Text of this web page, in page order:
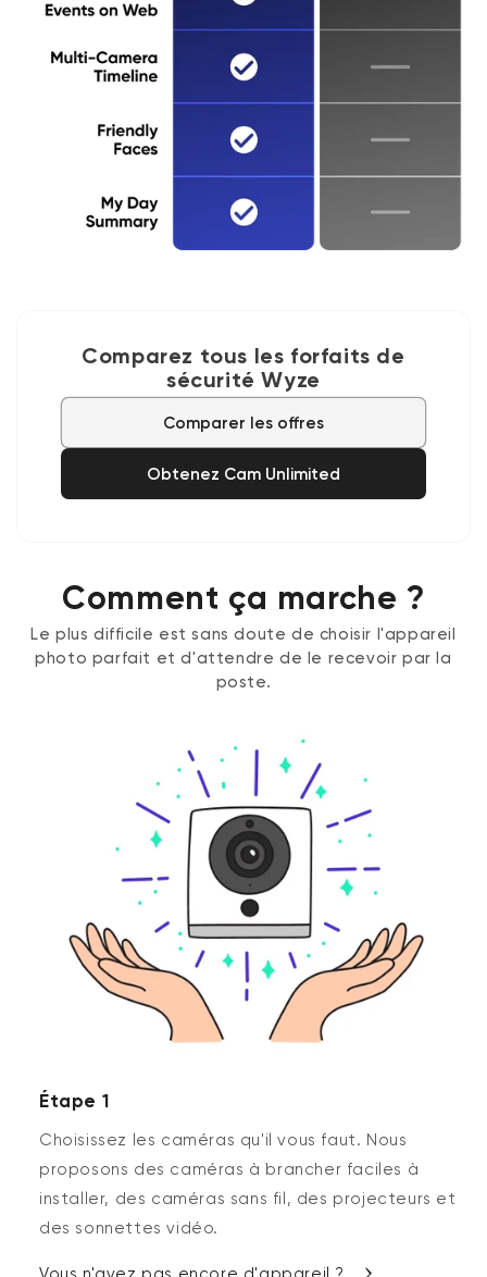
Comparez tous les forfaits de
sécurité Wyze
Comparer les offres
Obtenez Cam Unlimited
Comment ça marche ?
Le plus difficile est sans doute de choisir l'appareil
photo parfait et d'attendre de le recevoir par la
poste.
Étape 1
Choisissez les caméras qu'il vous faut. Nous
proposons des caméras à brancher faciles à
installer, des caméras sans fil, des projecteurs et
des sonnettes vidéo.